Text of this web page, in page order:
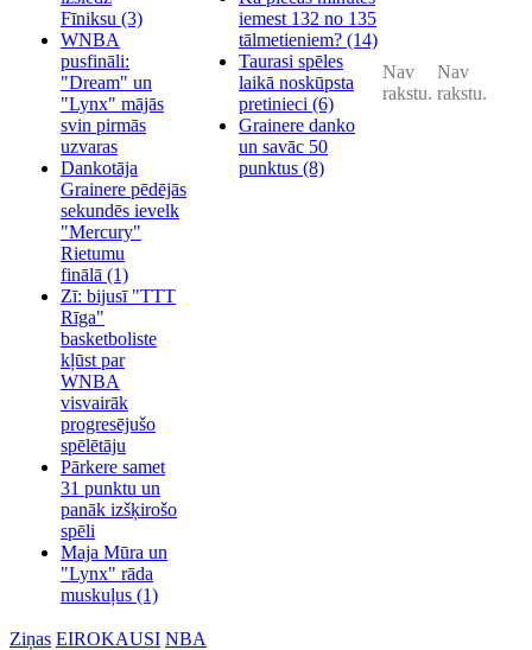
Fīniksu (3)
WNBA
pusfināli:
"Dream" un
"Lynx" mājās
svin pirmās
uzvaras
Dankotāja
Grainere pēdējās
sekundēs ievelk
"Mercury"
Rietumu
finālā (1)
Zī: bijusī "TTT
Rīga"
basketboliste
kļūst par
WNBA
visvairāk
progresējušo
spēlētāju
Pārkere samet
31 punktu un
panāk izšķirošo
spēli
Maja Mūra un
"Lynx" rāda
muskuļus (1)
iemest 132 no 135
tālmetieniem? (14)
Taurasi spēles
laikā noskūpsta
pretinieci (6)
Grainere danko
un savāc 50
punktus (8)
Nav
rakstu.
Nav
rakstu.
Ziņas EIROKAUSI NBA